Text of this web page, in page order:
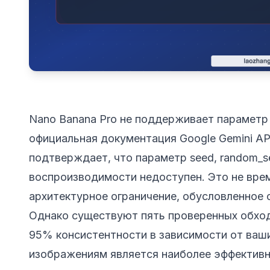
Nano Banana Pro не поддерживает
официальная документация Google Gemini
подтверждает, что параметр seed,
воспроизводимости недоступен. Это не
архитектурное ограничение,
Однако существуют пять проверенных
95% консистентности в зависимости от
изображениям является наиболее